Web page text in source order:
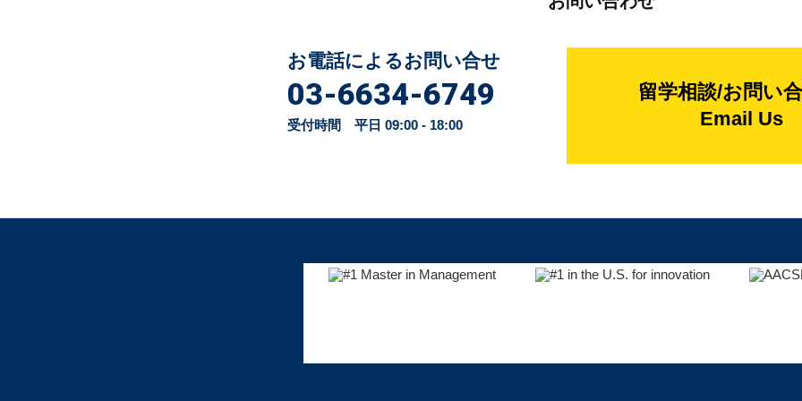
お電話によるお問い合せ
03-6634-6749
受付時間 平日 09:00 - 18:00
留学相談/お問い
Email Us